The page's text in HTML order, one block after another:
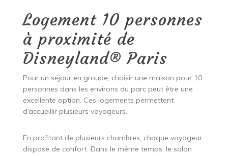
Logement 10 personnes
à proximité de
Disneyland® Paris
Pour un séjour en groupe, choisir une maison pour 10
personnes dans les environs du parc peut être une
excellente option. Ces logements permettent
d’accueillir plusieurs voyageurs.
En profitant de plusieurs chambres, chaque voyageur
dispose de confort. Dans le même temps, le salon